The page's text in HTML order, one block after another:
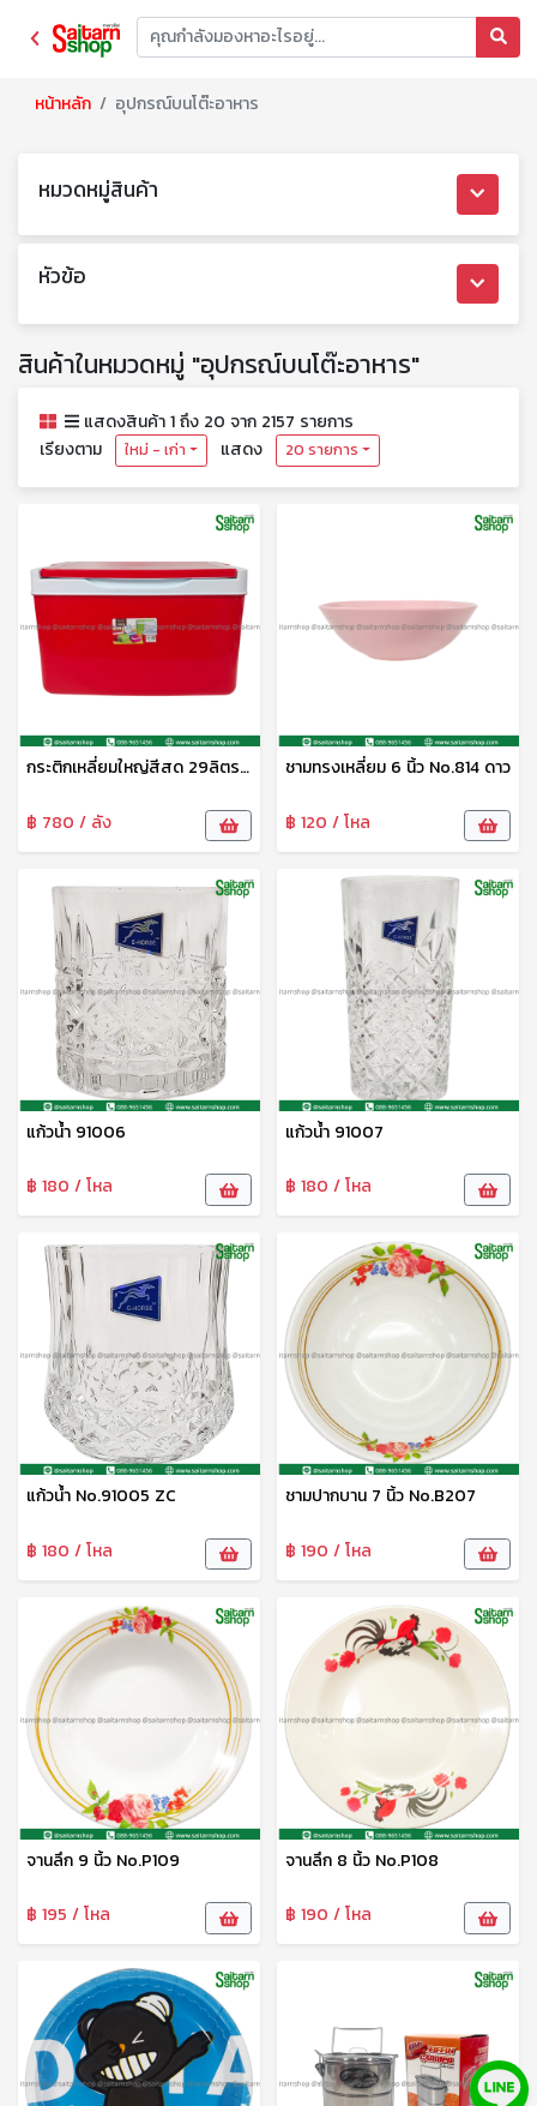
หน้าหลัก อุปกรณ์บนโต๊ะอาหาร
หมวดหมู่สินค้า
หัวข้อ
สินค้าในหมวดหมู่ "อุปกรณ์บนโต๊ะอาหาร"
แสดงสินค้า 1 ถึง 20 จาก 2157 รายการ
เรียงตาม
ใหม่ - เก่า แสดง 20 รายการ
กระติกเหลี่ยมใหญ่สีสด 29ลิตร No.259
฿ 780 / ลัง
ชามทรงเหลี่ยม 6 นิ้ว No.814 ดาว
฿ 120 / โหล
แก้วน้ำ 91006
฿ 180 / โหล
แก้วน้ำ 91007
฿ 180 / โหล
แก้วน้ำ No.91005 ZC
฿ 180 / โหล
ชามปากบาน 7 นิ้ว No.B207
฿ 190 / โหล
จานลึก 9 นิ้ว No.P109
฿ 195 / โหล
จานลึก 8 นิ้ว No.P108
฿ 190 / โหล